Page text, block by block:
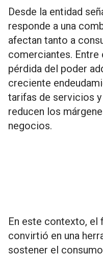
Desde la entidad
responde a una
afectan tanto a
comerciantes. Entre
pérdida del poder
creciente
tarifas de servicios
reducen los
negocios.
En este contexto, el
convirtió en una
sostener el